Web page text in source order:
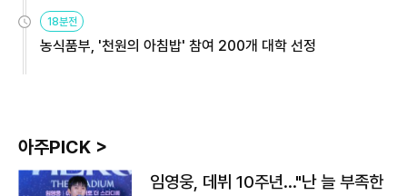
원
18분전
농식품부, '천원의 아침밥' 참여 200개 대학 선정
아주PICK >
임영웅, 데뷔 10주년…"난 늘 부족한